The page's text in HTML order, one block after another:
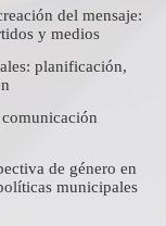
del mensaje:
y medios
planificación,
de género en
municipales